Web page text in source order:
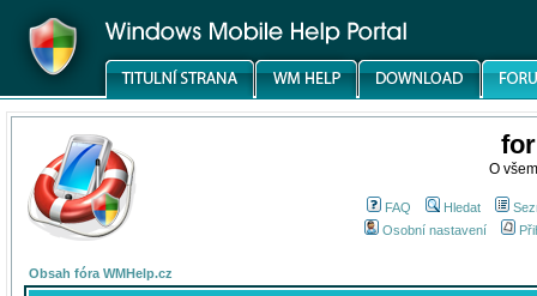
O
FAQ Hledat
Osobní nastavení
Obsah fóra WMHelp.cz